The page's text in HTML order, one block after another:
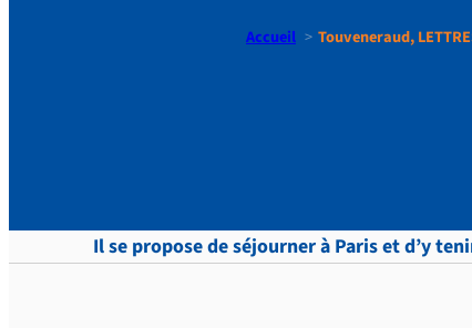
Accueil Touveneraud,
Il se propose de séjourner à Paris et d’y